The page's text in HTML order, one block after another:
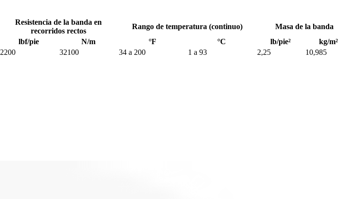
Resistencia de la banda en
recorridos rectos
Rango de temperatura (continuo)
Masa de la banda
lbf/pie
N/m °F °C lb/pie²
kg/m²
2200 32100 34 a 200 1 a 93 2,25 10,985